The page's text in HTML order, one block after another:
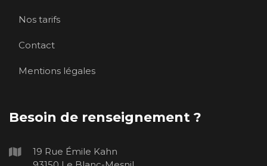
Nos tarifs
Contact
Mentions légales
Besoin de renseignement ?
19 Rue Émile Kahn